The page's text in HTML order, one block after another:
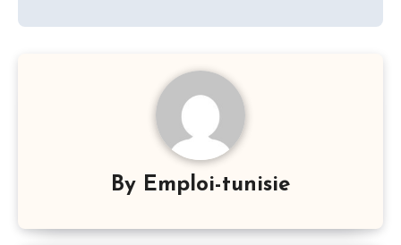
l’article
By Emploi-tunisie